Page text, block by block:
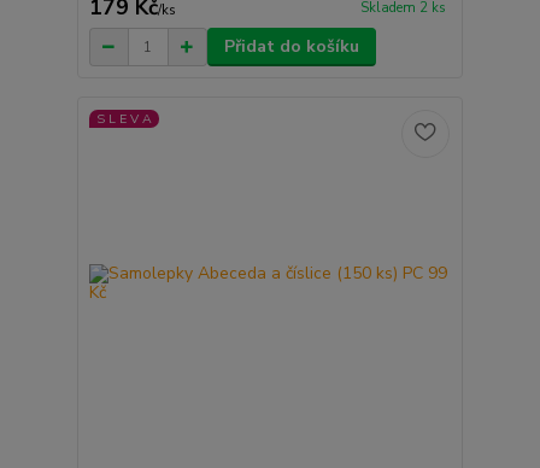
179 Kč/ks Skladem 2 ks
Přidat do košíku
S L E V A